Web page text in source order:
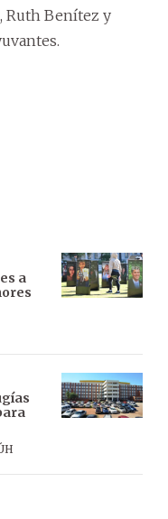
Ruth Benítez y
a